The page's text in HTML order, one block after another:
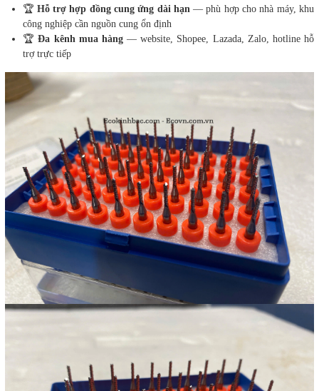
🏆 Hỗ trợ hợp đồng cung ứng dài hạn — phù hợp cho nhà máy, khu
công nghiệp cần nguồn cung ổn định
🏆 Đa kênh mua hàng— website, Shopee, Lazada, Zalo, hotline hỗ
trợ trực tiếp